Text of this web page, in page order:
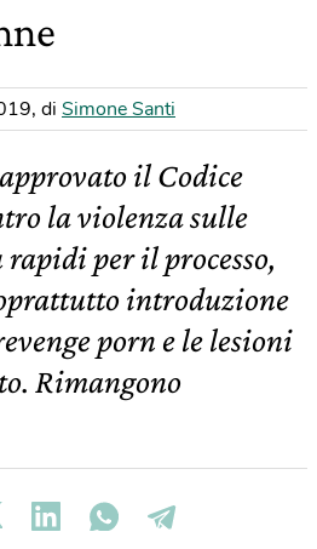
, di Simone Santi
il Codice
la violenza sulle
per il processo,
introduzione
porn e le lesioni
Rimangono